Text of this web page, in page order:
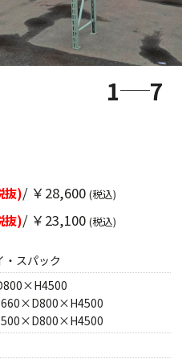
1 7
抜)/ ￥28,600 (税込)
抜)/ ￥23,100 (税込)
・スパック